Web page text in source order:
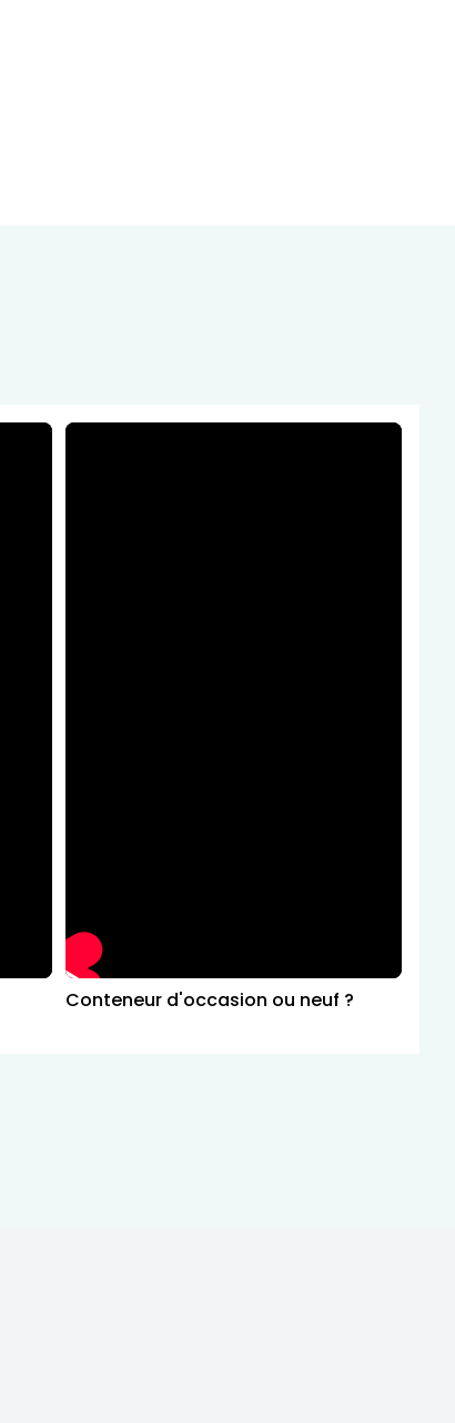
Conteneur d'occasion ou neuf ?